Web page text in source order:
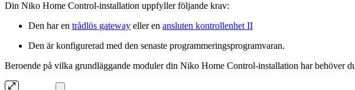
Din Niko Home Control-installation uppfyller följande krav:
Den har en trådlös gateway eller en ansluten kontrollenhet II
Den är konfigurerad med den senaste programmeringsprogramvaran.
Beroende på vilka grundläggande moduler din Niko Home Control-installation har behöver